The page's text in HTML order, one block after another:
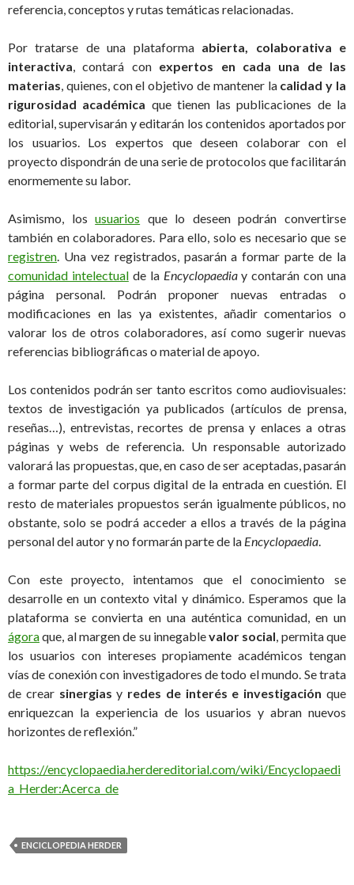
referencia, conceptos y rutas temáticas relacionadas.
Por tratarse de una plataforma abierta, colaborativa e
interactiva , contará con expertos en cada una de las
materias , quienes, con el objetivo de mantener la calidad y la
rigurosidad académica que tienen las publicaciones de la
editorial, supervisarán y editarán los contenidos aportados por
los usuarios. Los expertos que deseen colaborar con el
proyecto dispondrán de una serie de protocolos que facilitarán
enormemente su labor.
Asimismo, losusuarios que lo deseen podrán convertirse
también en colaboradores. Para ello, solo es necesario que se
registren . Una vez registrados, pasarán a formar parte de la
comunidad intelectualde la Encyclopaediay contarán con una
página personal. Podrán proponer nuevas entradas o
modificaciones en las ya existentes, añadir comentarios o
valorar los de otros colaboradores, así como sugerir nuevas
referencias bibliográficas o material de apoyo.
Los contenidos podrán ser tanto escritos como audiovisuales:
textos de investigación ya publicados (artículos de prensa,
reseñas…), entrevistas, recortes de prensa y enlaces a otras
páginas y webs de referencia. Un responsable autorizado
valorará las propuestas, que, en caso de ser aceptadas, pasarán
a formar parte del corpus digital de la entrada en cuestión. El
resto de materiales propuestos serán igualmente públicos, no
obstante, solo se podrá acceder a ellos a través de la página
personal del autor y no formarán parte de la Encyclopaedia
Con este proyecto, intentamos que el conocimiento se
desarrolle en un contexto vital y dinámico. Esperamos que la
plataforma se convierta en una auténtica comunidad, en un
ágoraque, al margen de su innegablevalor social , permita que
los usuarios con intereses propiamente académicos tengan
vías de conexión con investigadores de todo el mundo. Se trata
de crear sinergias y redes de interés e investigación que
enriquezcan la experiencia de los usuarios y abran nuevos
horizontes de reflexión.”
https://encyclopaedia.herdereditorial.com/wiki/Encyclopaedi
a_Herder:Acerca_de
ENCICLOPEDIA HERDER